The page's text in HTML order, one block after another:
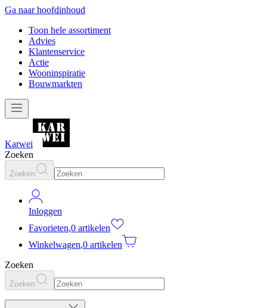
Ga naar hoofdinhoud
Toon hele assortiment
Advies
Klantenservice
Actie
Wooninspiratie
Bouwmarkten
Karwei
Zoeken
Zoeken
Inloggen
Favorieten,0 artikelen
Winkelwagen,0 artikelen
Zoeken
Zoeken